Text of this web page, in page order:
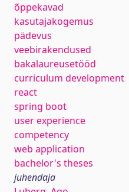
õppekavad
kasutajakogemus
pädevus
veebirakendused
bakalaureusetööd
curriculum development
react
spring boot
user experience
competency
web application
bachelor's theses
juhendaja